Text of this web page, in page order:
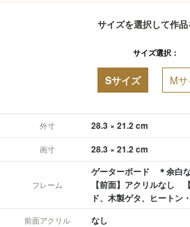
サイズを選択して作品
サイズ選択：
Sサイズ M
外寸 28.3 × 21.2 cm
画寸 28.3 × 21.2 cm
フレーム
ゲーターボード ＊余白
【前面】アクリルなし
ド、木製ゲタ、ヒートン
前面アクリル なし